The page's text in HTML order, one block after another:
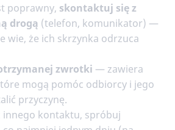
poprawny, skontaktuj się z
drogą (telefon, komunikator) —
wie, że ich skrzynka odrzuca
zwrotki — zawiera
mogą pomóc odbiorcy i jego
przyczynę.
innego kontaktu, spróbuj